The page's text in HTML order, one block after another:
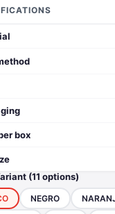
box
(11 options)
NEGRO